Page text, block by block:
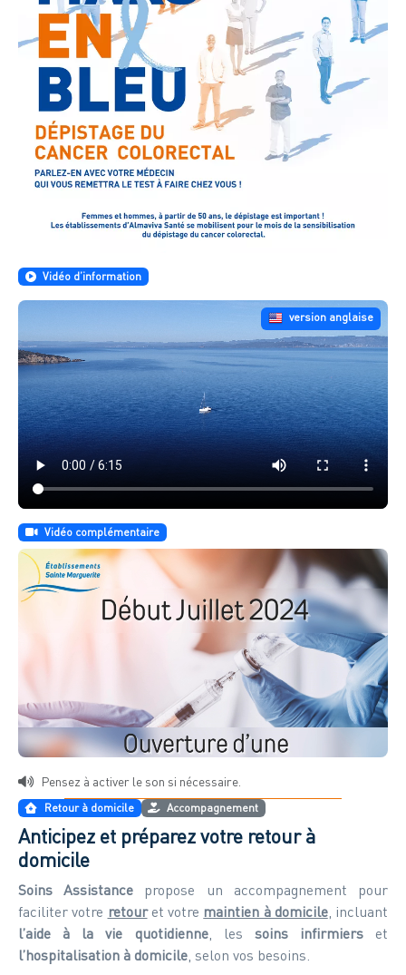
Vidéo d’information
version anglaise
Vidéo complémentaire
Pensez à activer le son si nécessaire.
Retour à domicile Accompagnement
Anticipez et préparez votre retour à
domicile
Soins Assistance propose un accompagnement pour
faciliter votre retouret votre maintien à domicile, incluant
l’aide à la vie quotidienne, les soins infirmierset
l’hospitalisation à domicile , selon vos besoins.